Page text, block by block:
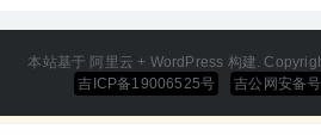
本站基于 阿里云 + WordPress 构建.
吉ICP备19006525号
吉公网安备